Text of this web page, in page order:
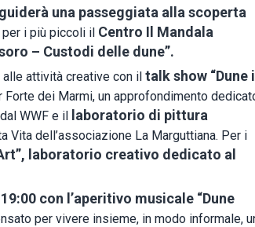
una passeggiata alla scoperta
per i più piccoli il Centro Il Mandala
– Custodi delle dune”.
attività creative con iltalk show “Dune
Forte dei Marmi, un approfondimento
WWF e il laboratorio di pittura
Vita dell’associazione La Marguttiana. Per i
laboratorio creativo dedicato al
con l’aperitivo musicale “Dune
per vivere insieme, in modo informale,